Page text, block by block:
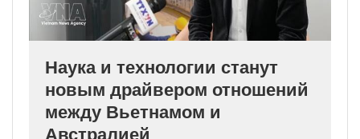
Наука и технологии станут
новым драйвером отношений
между Вьетнамом и
Австралией